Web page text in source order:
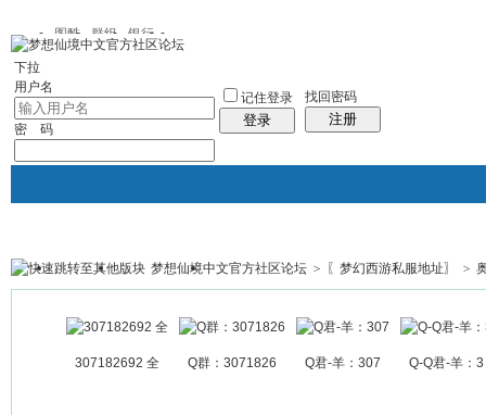
图酷 群组 银行
下拉
用户名
密 码
记住登录
登录
找回密码
注册
银行 群组聚合 我的空间
帖子
梦想仙境中文官方社区论坛 > 〖梦幻西游私服地址〗 >
307182692 全 Q群：3071826 Q君-羊：307 Q-Q君-羊：3